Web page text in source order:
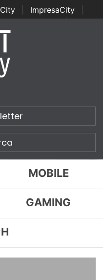
ImpresaCity
Awards | Italian
Awards
MOBILE
GAMING